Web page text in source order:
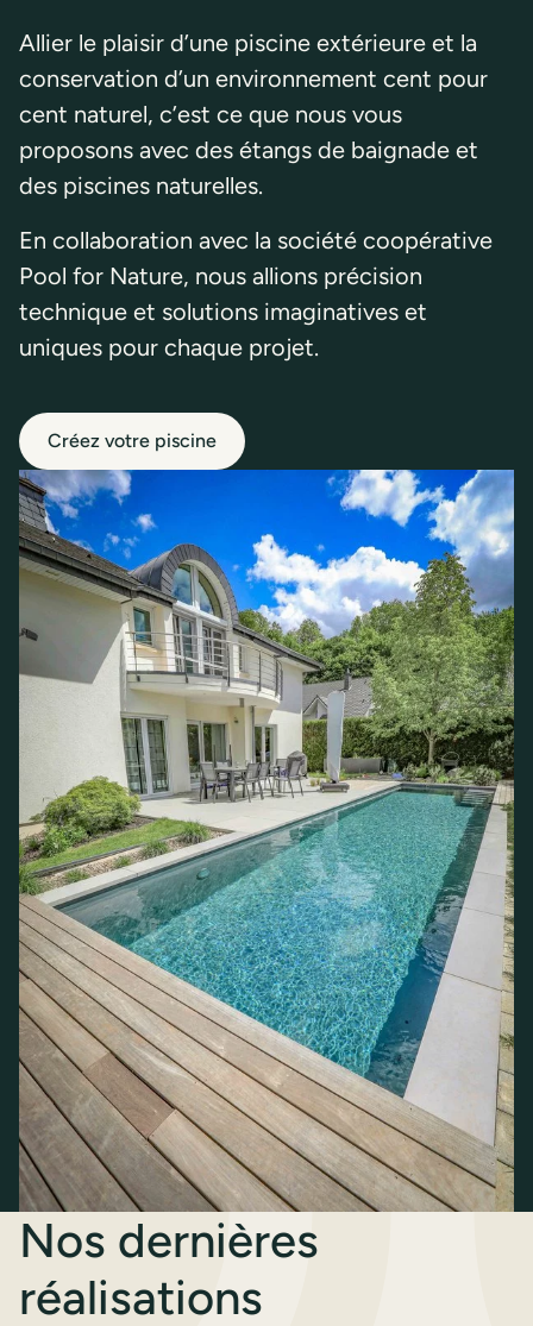
Allier le plaisir d’une piscine extérieure et la
conservation d’un environnement cent pour
cent naturel, c’est ce que nous vous
proposons avec des étangs de baignade et
des piscines naturelles.
En collaboration avec la société coopérative
Pool for Nature, nous allions précision
technique et solutions imaginatives et
uniques pour chaque projet.
Créez votre piscine
Nos dernières
réalisations